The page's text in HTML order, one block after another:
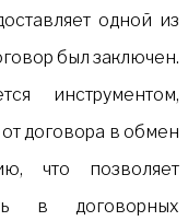
одной из
был заключен.
инструментом,
договора в обмен
что позволяет
в договорных